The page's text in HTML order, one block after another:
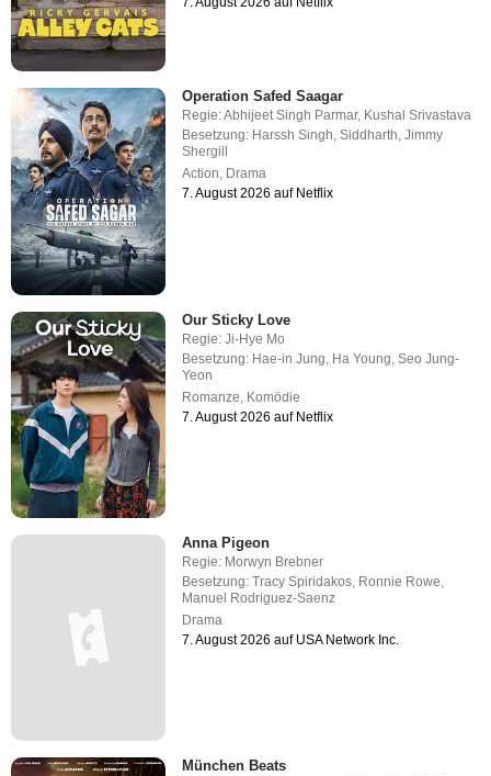
Operation Safed Saagar
Regie:Abhijeet Singh Parmar, Kushal Srivastava
Besetzung: Harssh Singh,Siddharth,Jimmy
Shergill
Action, Drama
7. August 2026 auf Netflix
Our Sticky Love
Regie:Ji-Hye Mo
Besetzung: Hae-in Jung Ha Young ,Seo Jung-
Yeon
Romanze Komödie
7. August 2026 auf Netflix
Anna Pigeon
Regie: Morwyn Brebner
Besetzung:Tracy Spiridakos, Ronnie Rowe,
Manuel Rodriguez-Saenz
Drama
7. August 2026 auf USA Network Inc.
München Beats